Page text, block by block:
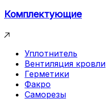
Комплектующие
Уплотнитель
Вентиляция кровли
Герметики
Факро
Саморезы